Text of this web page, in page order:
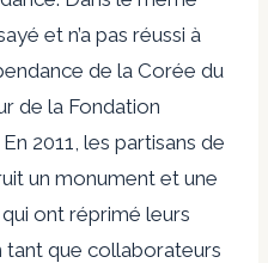
et n’a pas réussi à
de la Corée du
de la Fondation
2011, les partisans de
un monument et une
ont réprimé leurs
que collaborateurs